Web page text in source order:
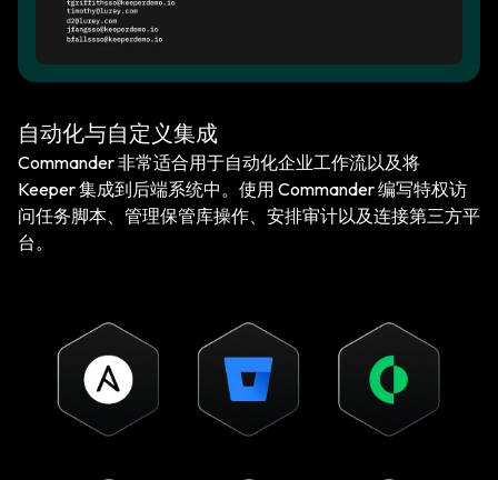
自动化与自定义集成
Commander 非常适合用于自动化企业工作流以及将
Keeper 集成到后端系统中。使用 Commander 编写特权访
问任务脚本、管理保管库操作、安排审计以及连接第三方平
台。